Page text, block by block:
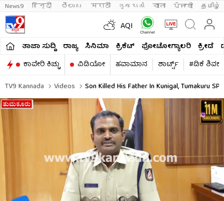
News9 हिन्दी తెలుగు मराठी ગુજરાતી বাংলা ਪੰਜਾਬੀ தமிழ்
AQI
ತಾಜಾ ಸುದ್ದಿ ರಾಜ್ಯ ಸಿನಿಮಾ ಕ್ರಿಕೆಟ್​ ಫೋಟೋಗ್ಯಾಲರಿ ಕ್ರೀಡೆ
ಕಾವೇರಿ ಕಿಚ್ಚು
ವಿಡಿಯೋ ಹವಾಮಾನ ಶಾರ್ಟ್ಸ್​
#ಡಿಕೆ
TV9 Kannada
Videos Son Killed His Father In Kunigal, Tumakuru